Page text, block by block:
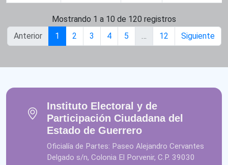
Mostrando 1 a 10 de 120 registros
Anterior
1 2 3 4 5 12 Siguiente
Instituto Electoral y de
Participación Ciudadana del
Estado de Guerrero
Oficialía de Partes: Paseo Alejandro Cervantes
Delgado s/n, Colonia El Porvenir, C.P. 39030